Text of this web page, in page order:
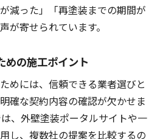
減った」「再塗装までの期間が
が寄せられています。
めの施工ポイント
めには、信頼できる業者選びと
確な契約内容の確認が欠かせま
、外壁塗装ポータルサイトや一
し、複数社の提案を比較するの